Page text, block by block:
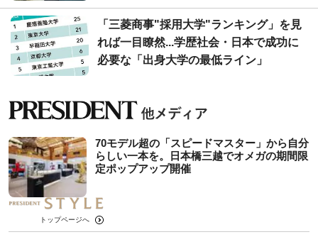
「三菱商事"採用大学"ランキング」を見
れば一目瞭然...学歴社会・日本で成功に
必要な「出身大学の最低ライン」
70モデル超の「スピードマスター」から自分
らしい一本を。日本橋三越でオメガの期間限
定ポップアップ開催
トップページへ